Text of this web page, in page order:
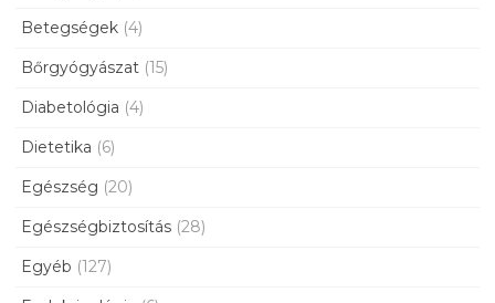
Betegségek (4)
Bőrgyógyászat (15)
Diabetológia (4)
Dietetika (6)
Egészség (20)
Egészségbiztosítás (28)
Egyéb (127)